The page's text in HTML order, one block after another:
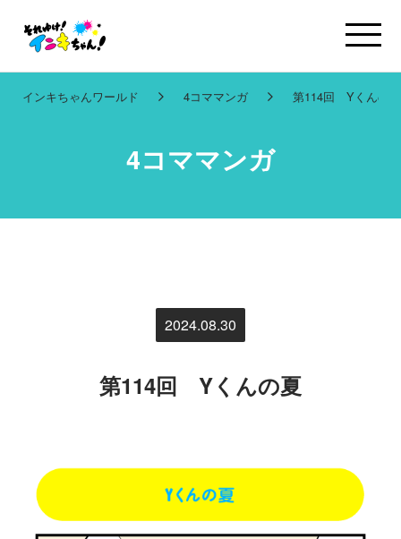
インキちゃんワールド 4コママンガ 第114回 Yくんの夏
4コママンガ
2024.08.30
第114回 Yくんの夏